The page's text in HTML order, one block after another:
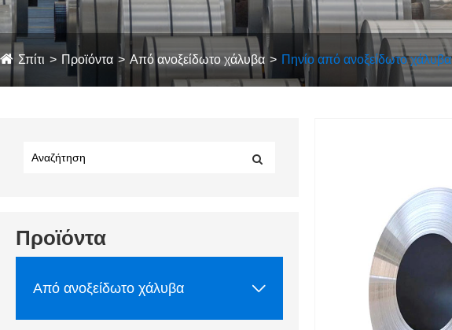
Σπίτι Προϊόντα Από ανοξείδωτο χάλυβα Πηνίο από ανοξείδωτο χάλυβα
Προϊόντα
Από ανοξείδωτο χάλυβα 